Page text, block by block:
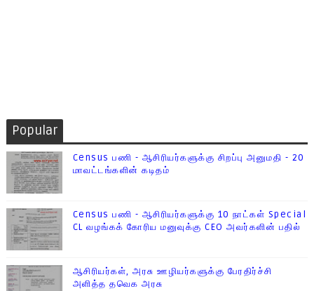
Popular
Census பணி - ஆசிரியர்களுக்கு சிறப்பு அனுமதி - 20
மாவட்டங்களின் கடிதம்
Census பணி - ஆசிரியர்களுக்கு 10 நாட்கள் Special
CL வழங்கக் கோரிய மனுவுக்கு CEO அவர்களின் பதில்
ஆசிரியர்கள், அரசு ஊழியர்களுக்கு பேரதிர்ச்சி
அளித்த தவெக அரசு